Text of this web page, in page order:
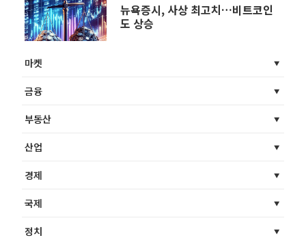
뉴욕증시, 사상 최고치…비트코인
도 상승
마켓
금융
부동산
산업
경제
국제
정치